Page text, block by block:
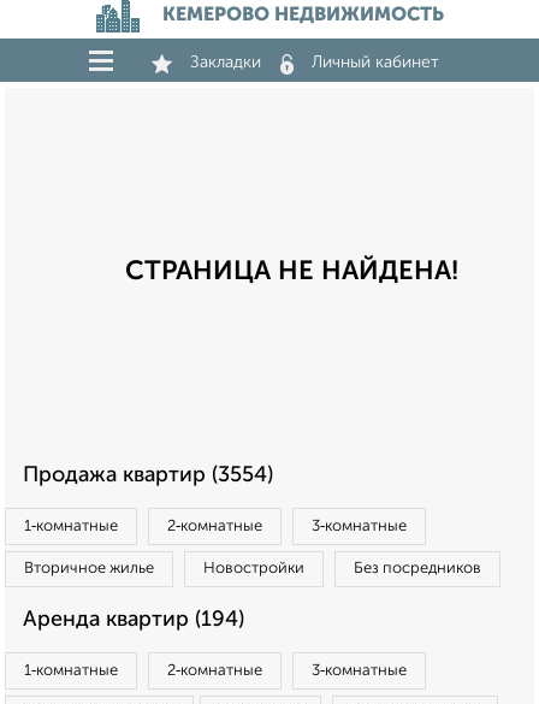
КЕМЕРОВО НЕДВИЖИМОСТЬ
Закладки Личный кабинет
СТРАНИЦА НЕ НАЙДЕНА!
Продажа квартир (3554)
1‑комнатные 2‑комнатные 3‑комнатные
Вторичное жилье Новостройки Без посредников
Аренда квартир (194)
1‑комнатные 2‑комнатные 3‑комнатные